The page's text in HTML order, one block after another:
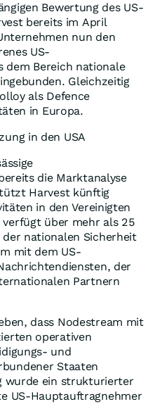
Bewertung des US-
bereits im April
nun den
US-
dem Bereich nationale
Gleichzeitig
als Defence
in Europa.
in den USA
die Marktanalyse
Harvest künftig
in den Vereinigten
über mehr als 25
nationalen Sicherheit
mit dem US-
der
Partnern
dass Nodestream mit
operativen
und
Staaten
wurde ein strukturierter
US-Hauptauftragnehmer